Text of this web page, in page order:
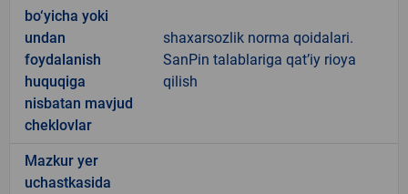
bo‘yicha yoki
undan
foydalanish
huquqiga
nisbatan mavjud
cheklovlar
shaxarsozlik norma qoidalari.
SanPin talablariga qat’iy rioya
qilish
Mazkur yer
uchastkasida